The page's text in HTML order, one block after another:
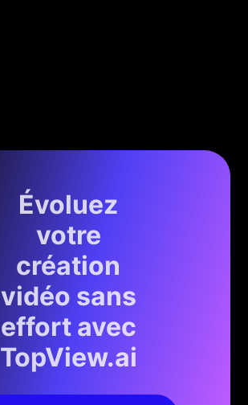
Évoluez
votre
création
vidéo sans
effort avec
TopView.ai